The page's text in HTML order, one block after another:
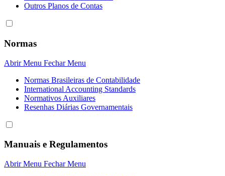
Outros Planos de Contas
Normas
Abrir Menu Fechar Menu
Normas Brasileiras de Contabilidade
International Accounting Standards
Normativos Auxiliares
Resenhas Diárias Governamentais
Manuais e Regulamentos
Abrir Menu Fechar Menu